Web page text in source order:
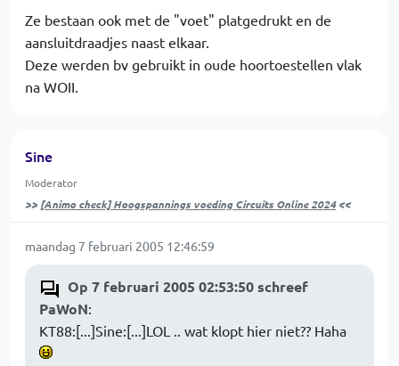
Ze bestaan ook met de "voet" platgedrukt en de
aansluitdraadjes naast elkaar.
Deze werden bv gebruikt in oude hoortoestellen vlak
na WOII.
Sine
Moderator
>> [Animo check] Hoogspannings voeding Circuits Online 2024<<
maandag 7 februari 2005 12:46:59
Op 7 februari 2005 02:53:50 schreef
PaWoN:
KT88:[...]Sine:[...]LOL .. wat klopt hier niet?? Haha